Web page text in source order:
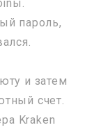
пароль,
и затем
счет.
Kraken